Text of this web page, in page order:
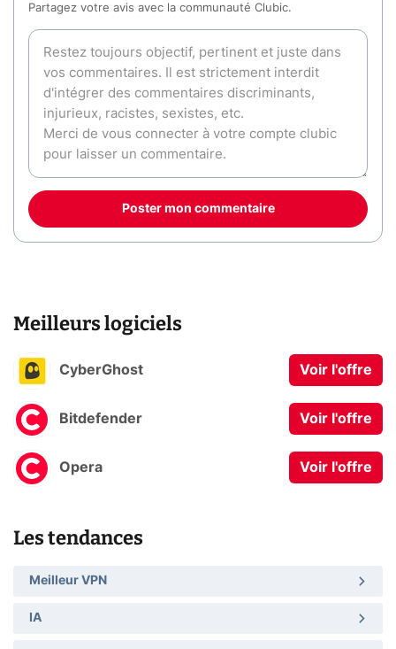
Partagez votre avis avec la communauté Clubic.
Poster mon commentaire
Meilleurs logiciels
CyberGhost Voir l'offre
Bitdefender Voir l'offre
Opera Voir l'offre
Les tendances
Meilleur VPN
IA